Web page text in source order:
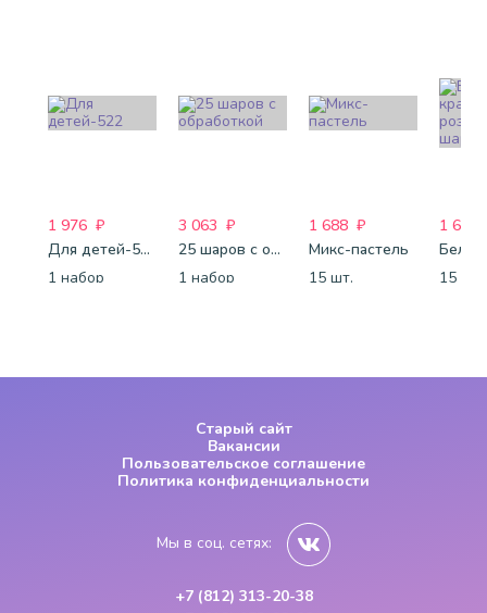
1 976 ₽
Для детей-522
1 набор
3 063 ₽
25 шаров с обработкой
1 набор
1 688 ₽
Микс-пастель
15 шт.
1 688
15 шт.
Старый сайт
Вакансии
Пользовательское соглашение
Политика конфиденциальности
Мы в соц. сетях:
+7 (812) 313-20-38